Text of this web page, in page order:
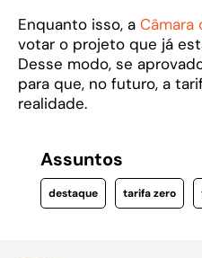
Enquanto isso, a Câmara
votar o projeto que já
Desse modo, se
para que, no futuro, a
realidade.
Assuntos
destaque tarifa zero